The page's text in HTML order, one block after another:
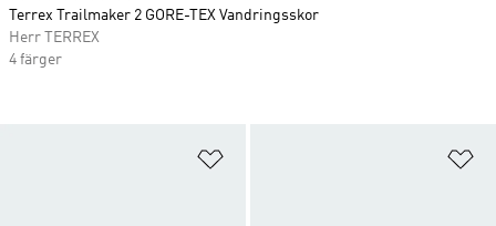
Terrex Trailmaker 2 GORE-TEX Vandringsskor
Herr TERREX
4 färger